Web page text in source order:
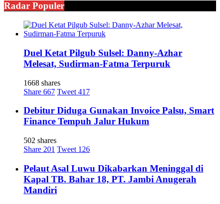
Radar Populer
Duel Ketat Pilgub Sulsel: Danny-Azhar
Melesat, Sudirman-Fatma Terpuruk
1668 shares
Share 667 Tweet 417
Debitur Diduga Gunakan Invoice Palsu, Smart
Finance Tempuh Jalur Hukum
502 shares
Share 201 Tweet 126
Pelaut Asal Luwu Dikabarkan Meninggal di
Kapal TB. Bahar 18, PT. Jambi Anugerah
Mandiri